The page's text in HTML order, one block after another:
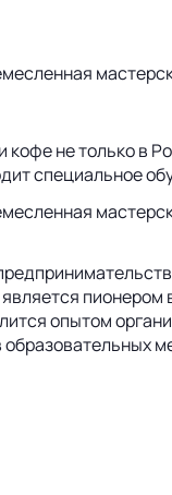
не только в
специальное
опытом